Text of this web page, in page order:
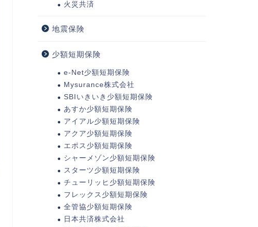
火災共済
地震保険
少額短期保険
e-Net少額短期保険
Mysurance株式会社
SBIいきいき少額短期保険
あすか少額短期保険
アイアル少額短期保険
アクア少額短期保険
エポス少額短期保険
シャーメゾン少額短期保険
スターツ少額短期保険
チューリッヒ少額短期保険
フレックス少額短期保険
全管協少額短期保険
日本共済株式会社